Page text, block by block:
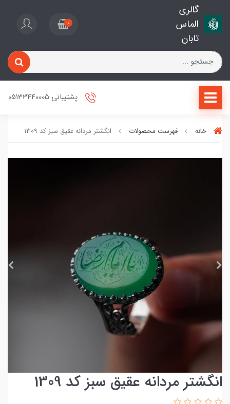
گالری
الماس
تابان
0
پشتیبانی 05133440005
خانه فهرست محصولات انگشتر مردانه عقیق سبز کد 1309
انگشتر مردانه عقیق سبز کد 1309